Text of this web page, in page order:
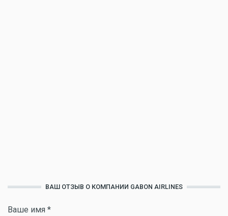
ВАШ ОТЗЫВ О КОМПАНИИ GABON AIRLINES
Ваше имя *